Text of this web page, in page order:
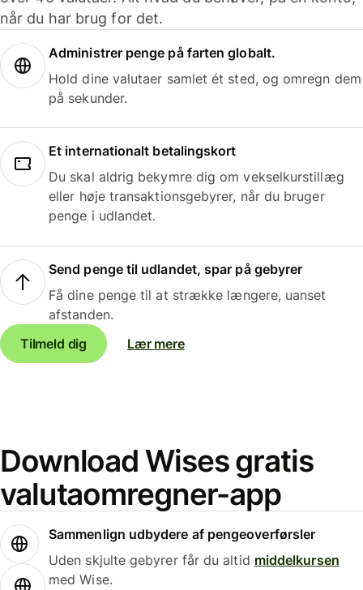
når du har brug for det.
Administrer penge på farten globalt.
Hold dine valutaer samlet ét sted, og omregn dem
på sekunder.
Et internationalt betalingskort
Du skal aldrig bekymre dig om vekselkurstillæg
eller høje transaktionsgebyrer, når du bruger
penge i udlandet.
Send penge til udlandet, spar på gebyrer
Få dine penge til at strække længere, uanset
afstanden.
Tilmeld dig
Lær mere
Download Wises gratis
valutaomregner-app
Sammenlign udbydere af pengeoverførsler
Uden skjulte gebyrer får du altid middelkursen
med Wise.